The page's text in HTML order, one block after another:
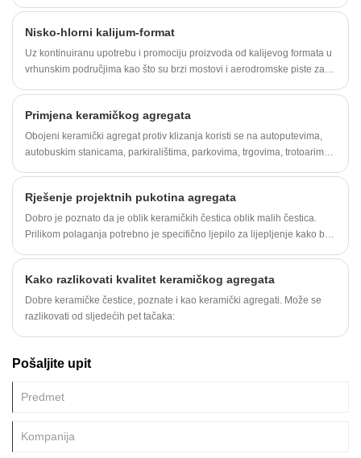
ali je konstrukcija problematična i rad je komplikovan. Obični tip se
brzo suši, ima veliku građevinsku površinu, jednostavnu konstrukciju i
praktičan rad.
Nisko-hlorni kalijum-format
Uz kontinuiranu upotrebu i promociju proizvoda od kalijevog formata u
vrhunskim područjima kao što su brzi mostovi i aerodromske piste za
unaprijedila proizvode kalijum formata.
Primjena keramičkog agregata
Obojeni keramički agregat protiv klizanja koristi se na autoputevima,
autobuskim stanicama, parkiralištima, parkovima, trgovima, trotoarima,
vrlo je prikladno koristiti obojene keramičke čestice za uljepšavanje i
upozorenje.
Rješenje projektnih pukotina agregata
Dobro je poznato da je oblik keramičkih čestica oblik malih čestica.
Prilikom polaganja potrebno je specifično ljepilo za lijepljenje kako bi
nepravilnog polaganja, ali kako riješiti ovu situaciju?
Kako razlikovati kvalitet keramičkog agregata
Dobre keramičke čestice, poznate i kao keramički agregati. Može se
razlikovati od sljedećih pet tačaka:
Pošaljite upit